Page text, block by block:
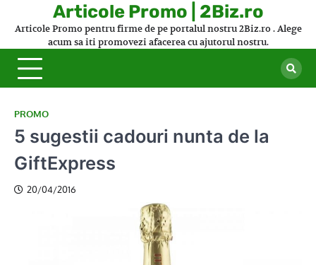
Articole Promo | 2Biz.ro
Articole Promo pentru firme de pe portalul nostru 2Biz.ro . Alege
acum sa iti promovezi afacerea cu ajutorul nostru.
PROMO
5 sugestii cadouri nunta de la
GiftExpress
20/04/2016